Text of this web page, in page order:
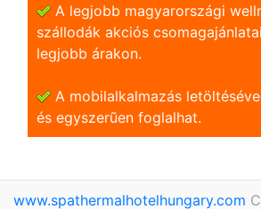
A legjobb magyarországi
szállodák akciós
legjobb árakon.
A mobilalkalmazás
és egyszerũen foglalhat.
www.spathermalhotelhungary.com